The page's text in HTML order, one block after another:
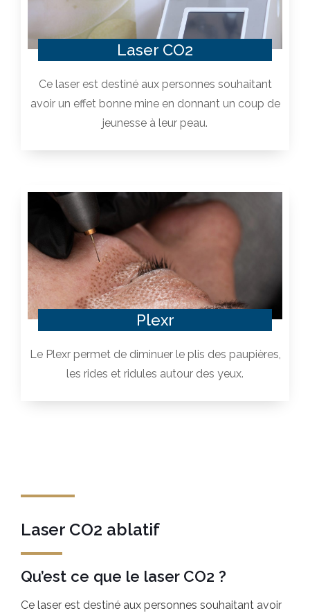
Laser CO2
Ce laser est destiné aux personnes souhaitant
avoir un effet bonne mine en donnant un coup de
jeunesse à leur peau.
Plexr
Le Plexr permet de diminuer le plis des paupières,
les rides et ridules autour des yeux.
Laser CO2 ablatif
Qu’est ce que le laser CO2 ?
Ce laser est destiné aux personnes souhaitant avoir